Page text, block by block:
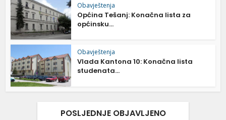
Obavještenja
Općina Tešanj: Konačna lista za
općinsku...
Obavještenja
Vlada Kantona 10: Konačna lista
studenata...
POSLJEDNJE OBJAVLJENO